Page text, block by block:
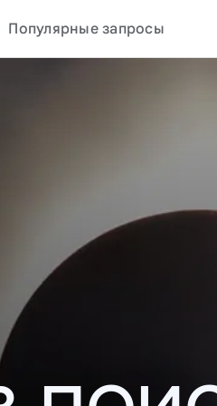
Популярные запросы